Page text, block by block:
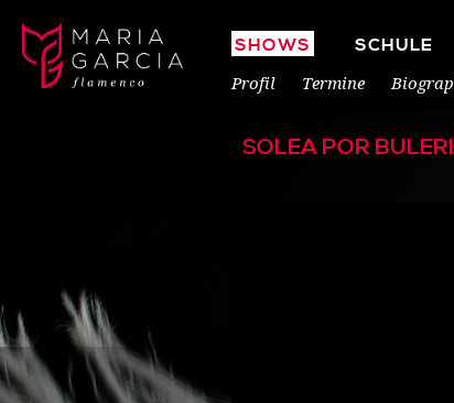
SHOWS
SCHULE
Profil
Termine
SOLEA POR